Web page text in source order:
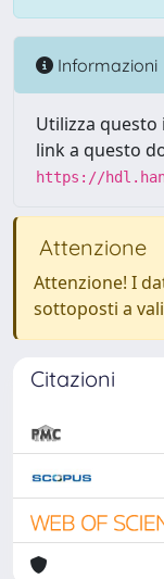
Informazioni
Utilizza
link a questo
https://
Attenzione
Attenzione! I
sottoposti a
Citazioni